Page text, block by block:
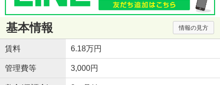
基本情報 情報の見方
賃料 6.18万円
管理費等 3,000円